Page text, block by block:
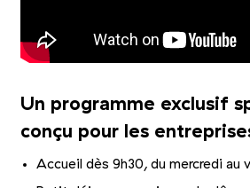
Un programme exclusif
conçu pour les
Accueil dès 9h30, du mercredi au